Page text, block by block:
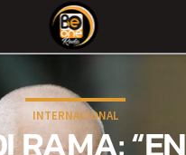
INTERNACIONAL
RAMA: “EN